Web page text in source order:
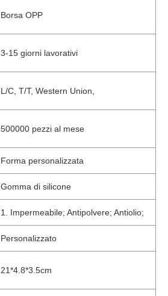
Borsa OPP
3-15 giorni lavorativi
L/C, T/T, Western Union,
500000 pezzi al mese
Forma personalizzata
Gomma di silicone
1. Impermeabile; Antipolvere; Antiolio;
Personalizzato
21*4.8*3.5cm